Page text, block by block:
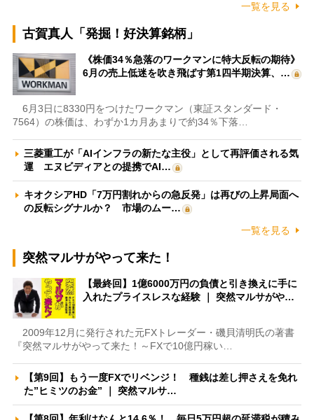
一覧を見る
古賀真人「発掘！好決算銘柄」
《株価34％急落のワークマンに特大反転の期待》
6月の売上低迷を吹き飛ばす第1四半期決算、…
6月3日に8330円をつけたワークマン（東証スタンダード・
7564）の株価は、わずか1カ月あまりで約34％下落…
三菱重工が「AIインフラの新たな主役」として再評価される気
運 エヌビディアとの提携でAI…
キオクシアHD「7万円割れからの急反発」は再びの上昇局面へ
の反転シグナルか？ 市場のムー…
一覧を見る
突然マルサがやって来た！
【最終回】1億6000万円の負債と引き換えに手に
入れたプライスレスな経験 ｜ 突然マルサがや…
2009年12月に発行された元FXトレーダー・磯貝清明氏の著書
『突然マルサがやって来た！～FXで10億円稼い…
【第9回】もう一度FXでリベンジ！ 種銭は差し押さえを免れ
た”ヒミツのお金” ｜ 突然マルサ…